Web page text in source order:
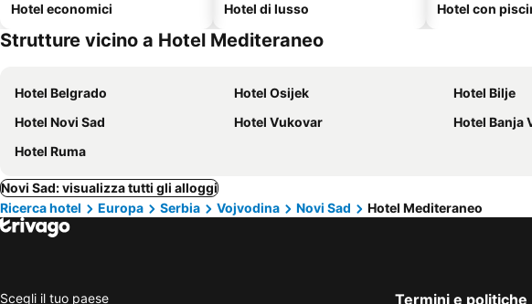
Hotel economici Hotel di lusso Hotel con
Strutture vicino a Hotel Mediteraneo
Hotel Belgrado Hotel Osijek Hotel Bilje
Hotel Novi Sad
Hotel Vukovar Hotel Banja
Hotel Ruma
Novi Sad: visualizza tutti gli alloggi
Ricerca hotel
Europa Serbia Vojvodina Novi Sad Hotel Mediteraneo
Scegli il tuo paese Termini e politiche